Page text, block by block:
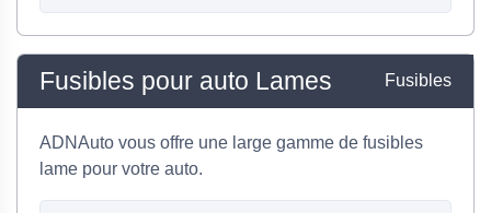
Fusibles pour auto Lames Fusibles
ADNAuto vous offre une large gamme de fusibles
lame pour votre auto.